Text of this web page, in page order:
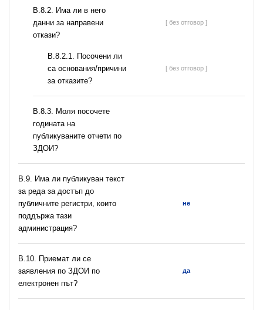
В.8.2. Има ли в него
данни за направени
откази?
[ без отговор ]
В.8.2.1. Посочени ли
са основания/причини
за отказите?
[ без отговор ]
В.8.3. Моля посочете
годината на
публикуваните отчети по
ЗДОИ?
В.9. Има ли публикуван текст
за реда за достъп до
публичните регистри, които
поддържа тази
администрация?
не
В.10. Приемат ли се
заявления по ЗДОИ по
електронен път?
да